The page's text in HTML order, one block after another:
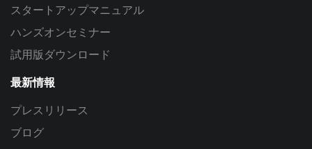
スタートアップマニュアル
ハンズオンセミナー
試用版ダウンロード
最新情報
プレスリリース
ブログ